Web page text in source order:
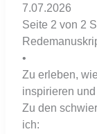
7.07.2026
Seite 2 von 2
•
Zu erleben,
inspirieren
Zu den
ich: